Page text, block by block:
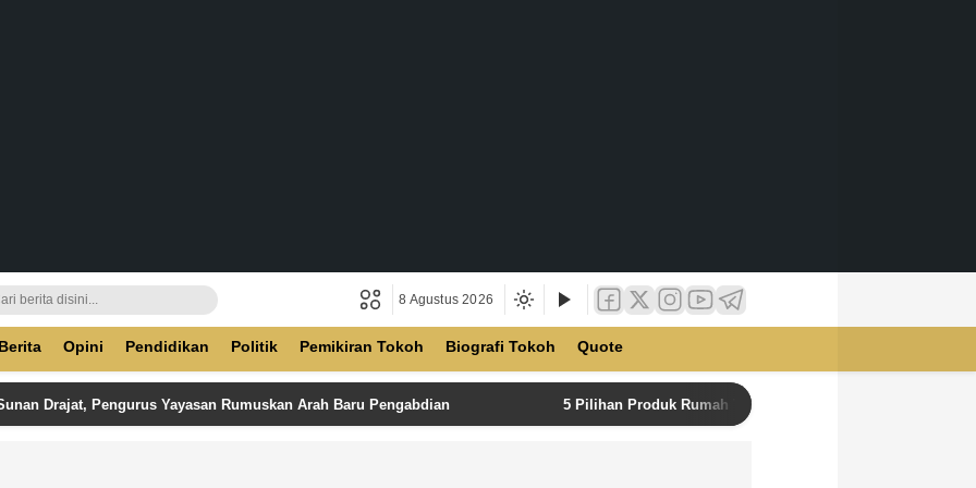
8 Agustus 2026
Berita Opini Pendidikan Politik Pemikiran Tokoh Biografi Tokoh Quote
Drajat, Pengurus Yayasan Rumuskan Arah Baru Pengabdian 5 Pilihan Produk Rumah Tangga Terbaik di Unilever Store